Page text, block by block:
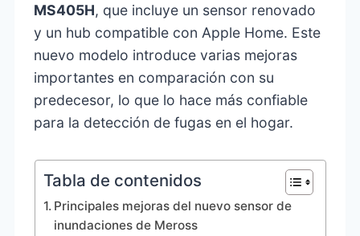
MS405H, que incluye un sensor renovado
y un hub compatible con Apple Home. Este
nuevo modelo introduce varias mejoras
importantes en comparación con su
predecesor, lo que lo hace más confiable
para la detección de fugas en el hogar.
Tabla de contenidos
Principales mejoras del nuevo sensor de
inundaciones de Meross